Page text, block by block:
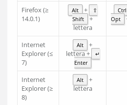
Firefox (≥
14.0.1)
Alt +
⇧
Shift
+
lettera
Ctrl
Opt
Internet
Explorer (≤
7)
Alt
+
lettera +
↵
Enter
Internet
Explorer (≥
8)
Alt
+
lettera